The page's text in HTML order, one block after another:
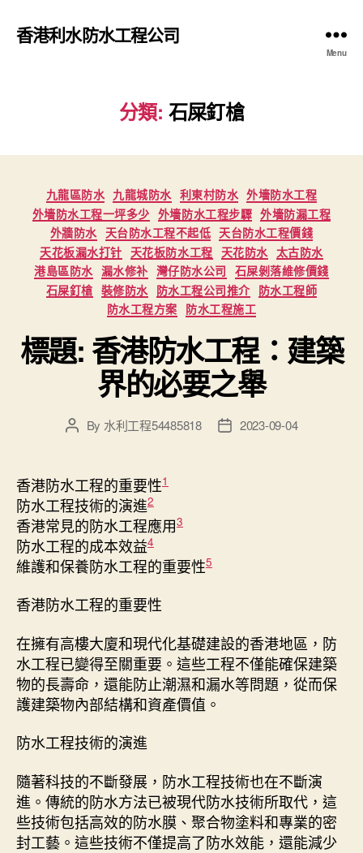
香港利水防水工程公司
Menu
分類: 石屎釘槍
Categories
九龍區防水 九龍城防水 利東村防水 外墻防水工程
外墻防水工程一坪多少 外墻防水工程步驟 外墻防漏工程
外牆防水 天台防水工程不起低 天台防水工程價錢
天花板漏水打针 天花板防水工程 天花防水 太古防水
港島區防水 漏水修补 灣仔防水公司 石屎剝落維修價錢
石屎釘槍 裝修防水 防水工程公司推介 防水工程師
防水工程方案 防水工程施工
標題: 香港防水工程：建築
界的必要之舉
PostBy 水利工程54485818
Post2023-09-04
香港防水工程的重要性1
防水工程技術的演進2
香港常見的防水工程應用3
防水工程的成本效益4
維護和保養防水工程的重要性5
香港防水工程的重要性
在擁有高樓大廈和現代化基礎建設的香港地區，防
水工程已變得至關重要。這些工程不僅能確保建築
物的長壽命，還能防止潮濕和漏水等問題，從而保
護建築物內部結構和資產價值。
防水工程技術的演進
隨著科技的不斷發展，防水工程技術也在不斷演
進。傳統的防水方法已被現代防水技術所取代，這
些技術包括高效的防水膜、聚合物塗料和專業的密
封工藝。這些技術不僅提高了防水效能，還能減少